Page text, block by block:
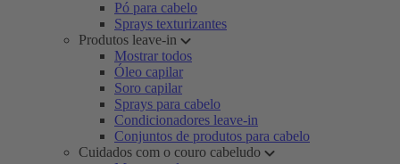
Pó para cabelo
Sprays texturizantes
Produtos leave-in
Mostrar todos
Óleo capilar
Soro capilar
Sprays para cabelo
Condicionadores leave-in
Conjuntos de produtos para cabelo
Cuidados com o couro cabeludo